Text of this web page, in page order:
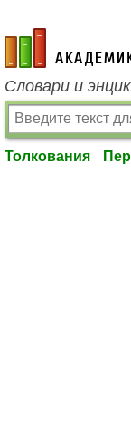
academic.ru
Словари и
Толкования